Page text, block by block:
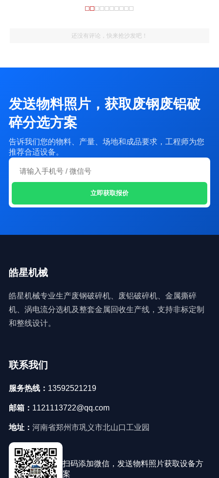
还没有评论，快来抢沙发吧！
发送物料照片，获取废钢废铝破
碎分选方案
告诉我们您的物料、产量、场地和成品要求，工程师为您
推荐合适设备。
立即获取报价
皓星机械
皓星机械专业生产废钢破碎机、废铝破碎机、金属撕碎
机、涡电流分选机及整套金属回收生产线，支持非标定制
和整线设计。
联系我们
服务热线： 13592521219
邮箱： 1121113722@qq.com
地址： 河南省郑州市巩义市北山口工业园
扫码添加微信，发送物料照片获取设备方
案